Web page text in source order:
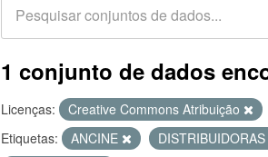
1 conjunto de dados
Licenças: Creative Commons Atribuição
Etiquetas:
ANCINE DISTRIBUIDORAS